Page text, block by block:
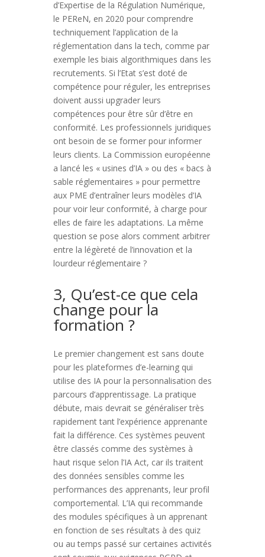
d’Expertise de la Régulation Numérique,
le PEReN, en 2020 pour comprendre
techniquement l’application de la
réglementation dans la tech, comme par
exemple les biais algorithmiques dans les
recrutements. Si l’Etat s’est doté de
compétence pour réguler, les entreprises
doivent aussi upgrader leurs
compétences pour être sûr d’être en
conformité. Les professionnels juridiques
ont besoin de se former pour informer
leurs clients. La Commission européenne
a lancé les « usines d’IA » ou des « bacs à
sable réglementaires » pour permettre
aux PME d’entraîner leurs modèles d’IA
pour voir leur conformité, à charge pour
elles de faire les adaptations. La même
question se pose alors comment arbitrer
entre la légèreté de l’innovation et la
lourdeur réglementaire ?
3, Qu’est-ce que cela
change pour la
formation ?
Le premier changement est sans doute
pour les plateformes d’e-learning qui
utilise des IA pour la personnalisation des
parcours d’apprentissage. La pratique
débute, mais devrait se généraliser très
rapidement tant l’expérience apprenante
fait la différence. Ces systèmes peuvent
être classés comme des systèmes à
haut risque selon l’IA Act, car ils traitent
des données sensibles comme les
performances des apprenants, leur profil
comportemental. L’IA qui recommande
des modules spécifiques à un apprenant
en fonction de ses résultats à des quiz
ou au temps passé sur certaines activités